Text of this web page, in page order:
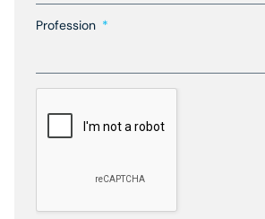
Profession